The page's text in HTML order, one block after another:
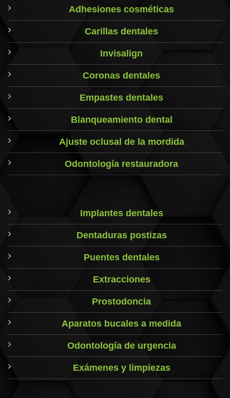
Adhesiones cosméticas
Carillas dentales
Invisalign
Coronas dentales
Empastes dentales
Blanqueamiento dental
Ajuste oclusal de la mordida
Odontología restauradora
Implantes dentales
Dentaduras postizas
Puentes dentales
Extracciones
Prostodoncia
Aparatos bucales a medida
Odontología de urgencia
Exámenes y limpiezas